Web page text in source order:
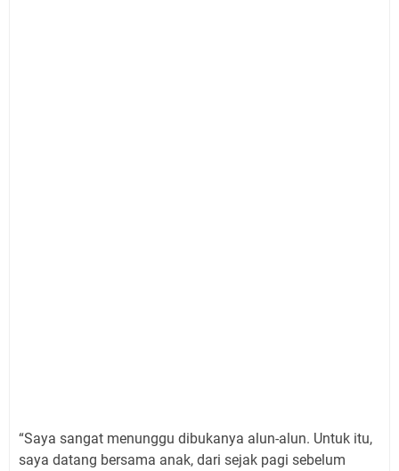
“Saya sangat menunggu dibukanya alun-alun. Untuk itu,
saya datang bersama anak, dari sejak pagi sebelum